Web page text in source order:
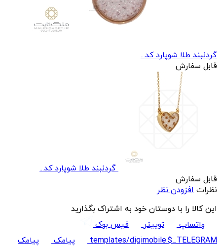
گردنبند طلا شوپارد کد...
قابل سفارش
گردنبند طلا شوپارد کد...
قابل سفارش
نظرات افزودن نظر
این کالا را با دوستان خود به اشتراک بگذارید
واتساپ
توییتر
فیس بوک
templates/digimobile.$_TELEGRAM
پیامک پیامک